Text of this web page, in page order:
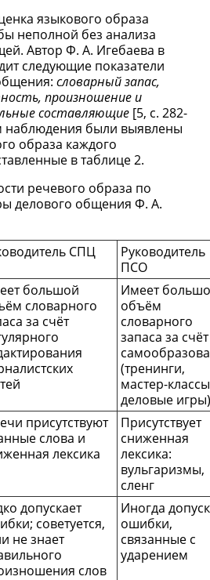
языкового образа
неполной без анализа
Автор Ф. А. Игебаева в
следующие показатели
словарный запас,
произношение и
составляющие [5, с. 282-
наблюдения были выявлены
образа каждого
в таблице 2.
речевого образа по
делового общения Ф. А.
СПЦ
Руководитель
ПСО
большой
словарного
за счёт
Имеет
объём
словарного
запаса за счёт
(тренинги,
мастер-
деловые игры)
присутствуют
слова и
лексика
Присутствует
сниженная
лексика:
вульгаризмы,
сленг
допускает
советуется,
не знает
слов
Иногда
ошибки,
связанные с
ударением